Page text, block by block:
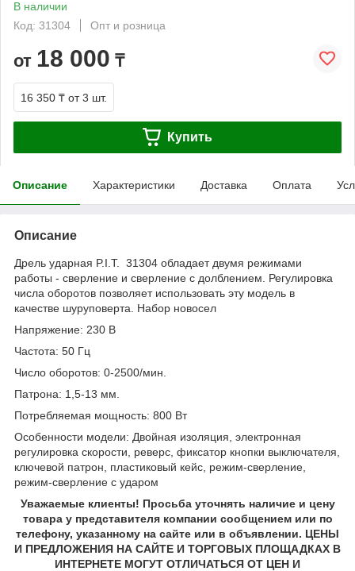
В наличии
Код: 31304
Опт и розница
от 18 000 ₸
16 350 ₸ от 3 шт.
Купить
Описание Характеристики Доставка Оплата
Описание
Дрель ударная P.I.T. 31304 обладает двумя режимами
работы - сверление и сверление с долблением. Регулировка
числа оборотов позволяет использовать эту модель в
качестве шуруповерта. Набор новосел
Напряжение: 230 В
Частота: 50 Гц
Число оборотов: 0-2500/мин.
Патрона: 1,5-13 мм.
Потребляемая мощность: 800 Вт
Особенности модели: Двойная изоляция, электронная
регулировка скорости, реверс, фиксатор кнопки выключателя,
ключевой патрон, пластиковый кейс, режим-сверление,
режим-сверление с ударом
Уважаемые клиенты! Просьба уточнять наличие и цену
товара у представителя компании сообщением или по
телефону, указанному на сайте или в объявлении. ЦЕНЫ
И ПРЕДЛОЖЕНИЯ НА САЙТЕ И ТОРГОВЫХ ПЛОЩАДКАХ В
ИНТЕРНЕТЕ МОГУТ ОТЛИЧАТЬСЯ ОТ ЦЕН И